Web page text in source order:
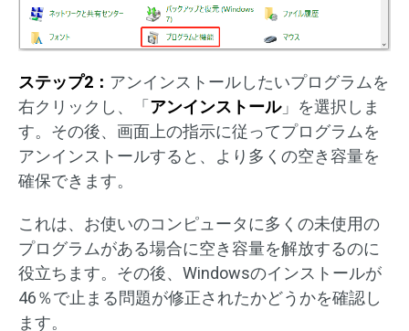
ステップ2： アンインストールしたいプログラムを
右クリックし、「アンインストール」を選択しま
す。その後、画面上の指示に従ってプログラムを
アンインストールすると、より多くの空き容量を
確保できます。
これは、お使いのコンピュータに多くの未使用の
プログラムがある場合に空き容量を解放するのに
役立ちます。その後、Windowsのインストールが
46％で止まる問題が修正されたかどうかを確認し
ます。